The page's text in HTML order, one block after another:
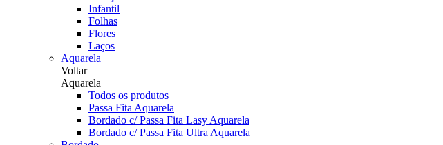
Infantil
Folhas
Flores
Laços
Aquarela
Voltar
Aquarela
Todos os produtos
Passa Fita Aquarela
Bordado c/ Passa Fita Lasy Aquarela
Bordado c/ Passa Fita Ultra Aquarela